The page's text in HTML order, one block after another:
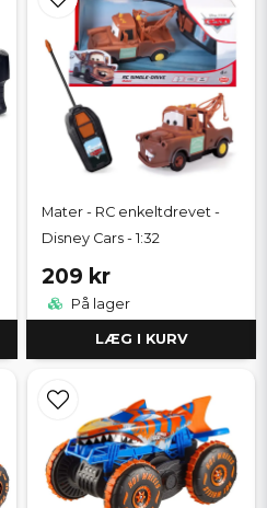
Mater - RC enkeltdrevet -
Disney Cars - 1:32
209 kr
På lager
LÆG I KURV